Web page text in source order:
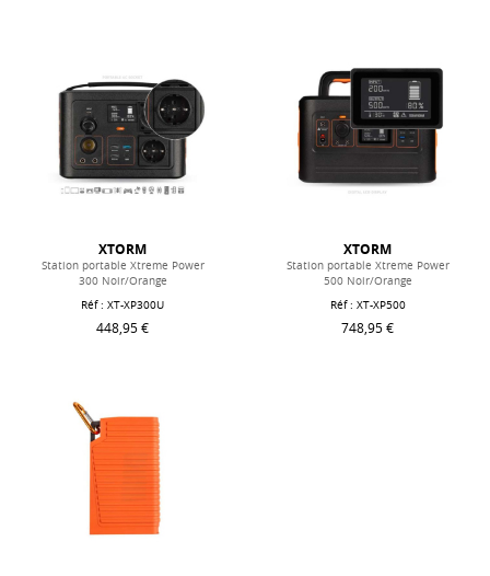
XTORM
Station portable Xtreme Power
300 Noir/Orange
Réf : XT-XP300U
448,95 €
XTORM
Station portable Xtreme Power
500 Noir/Orange
Réf : XT-XP500
748,95 €